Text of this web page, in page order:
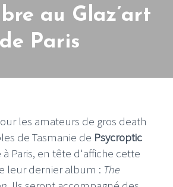
au Glaz’art
de Paris
les amateurs de gros death
de Tasmanie de Psycroptic
Paris, en tête d'affiche cette
leur dernier album : The